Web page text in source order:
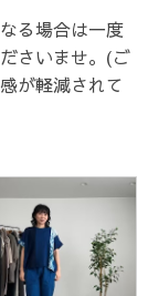
る場合は一度
さいませ。(ご
が軽減されて